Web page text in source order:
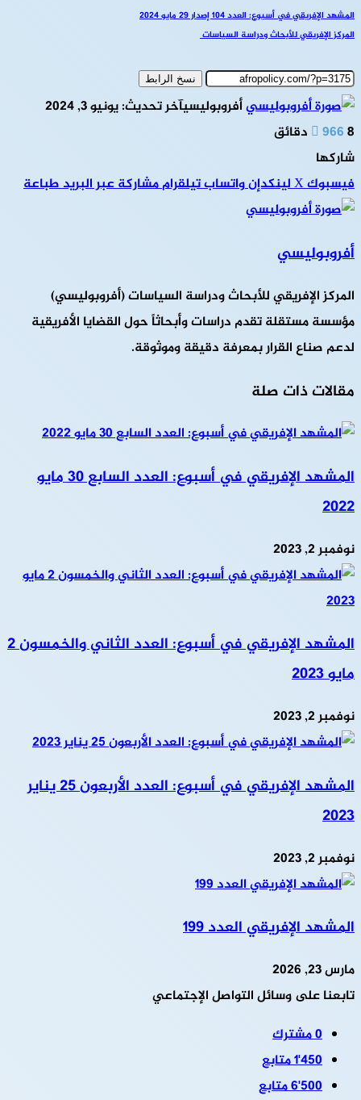
المشهد الإفريقي في أسبوع: العدد 104 إصدار 29 مايو 2024
المركز الإفريقي للأبحاث ودراسة السياسات
نسخ الرابط
أفروبوليسيآخر تحديث: يونيو 3, 2024
9668 دقائق
شاركها
فيسبوك‫Xلينكدإنواتسابتيلقراممشاركة عبر البريدطباعة
أفروبوليسي
المركز الإفريقي للأبحاث ودراسة السياسات (أفروبوليسي)
مؤسسة مستقلة تقدم دراسات وأبحاثاً حول القضايا الأفريقية
لدعم صناع القرار بمعرفة دقيقة وموثوقة.
مقالات ذات صلة
المشهد الإفريقي في أسبوع: العدد السابع 30 مايو
2022
نوفمبر 2, 2023
المشهد الإفريقي في أسبوع: العدد الثاني والخمسون 2
مايو 2023
نوفمبر 2, 2023
المشهد الإفريقي في أسبوع: العدد الأربعون 25 يناير
2023
نوفمبر 2, 2023
المشهد الإفريقي العدد 199
مارس 23, 2026
تابعنا على وسائل التواصل الإجتماعي
0مشترك
1٬450متابع
6٬500متابع